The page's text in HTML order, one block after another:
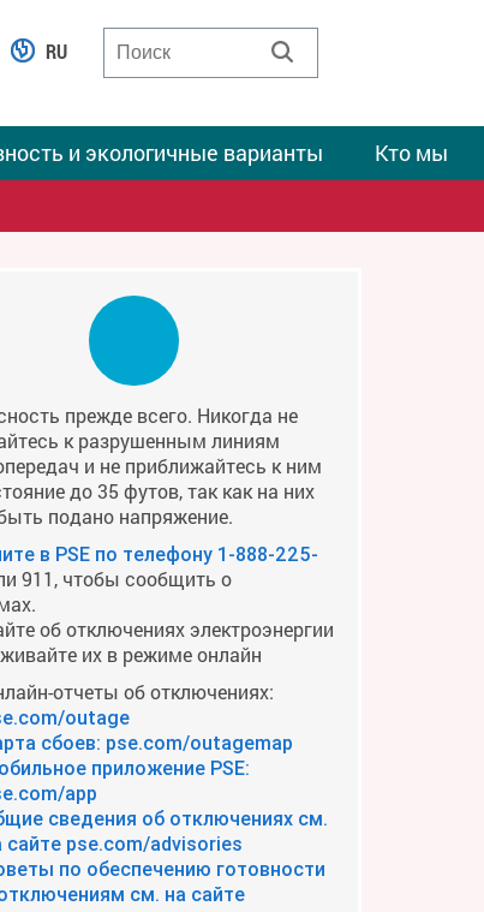
и экологичные варианты Кто мы
RU
прежде всего. Никогда не
к разрушенным линиям
и не приближайтесь к ним
до 35 футов, так как на них
подано напряжение.
в PSE по телефону 1-888-225-
911, чтобы сообщить о
об отключениях электроэнергии
их в режиме онлайн
отчеты об отключениях:
outage
сбоев: pse.com/outagemap
приложение PSE:
app
сведения об отключениях см.
сайте pse.com/advisories
по обеспечению готовности
см. на сайте